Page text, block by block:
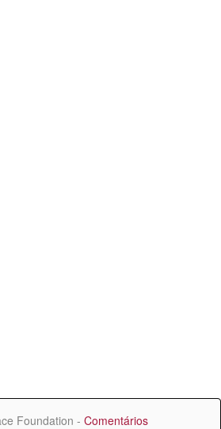
Foundation - Comentários